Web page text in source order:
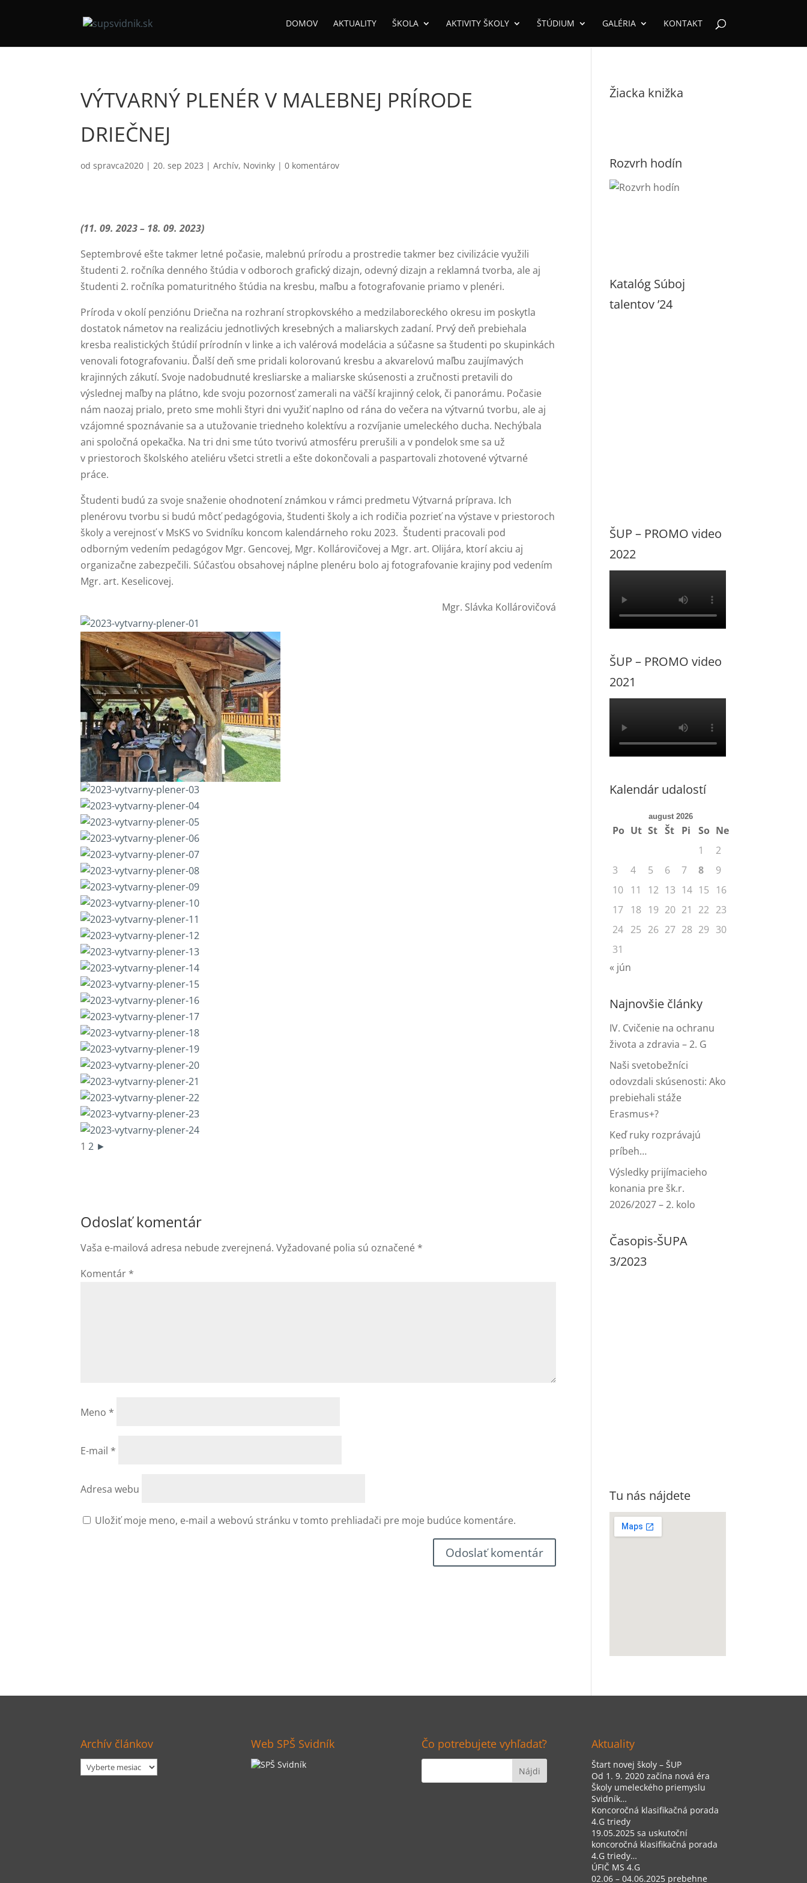
DOMOV AKTUALITY ŠKOLA AKTIVITY ŠKOLY ŠTÚDIUM GALÉRIA KONTAKT
VÝTVARNÝ PLENÉR V MALEBNEJ PRÍRODE
DRIEČNEJ
odspravca2020 |20. sep 2023 |Archív, Novinky |0 komentárov
(11. 09. 2023 – 18. 09. 2023)
Septembrové ešte takmer letné počasie, malebnú prírodu a prostredie takmer bez civilizácie využili
študenti 2. ročníka denného štúdia v odboroch grafický dizajn, odevný dizajn a reklamná tvorba, ale aj
študenti 2. ročníka pomaturitného štúdia na kresbu, maľbu a fotografovanie priamo v plenéri.
Príroda v okolí penziónu Driečna na rozhraní stropkovského a medzilaboreckého okresu im poskytla
dostatok námetov na realizáciu jednotlivých kresebných a maliarskych zadaní. Prvý deň prebiehala
kresba realistických štúdií prírodnín v linke a ich valérová modelácia a súčasne sa študenti po skupinkách
venovali fotografovaniu. Ďalší deň sme pridali kolorovanú kresbu a akvarelovú maľbu zaujímavých
krajinných zákutí. Svoje nadobudnuté kresliarske a maliarske skúsenosti a zručnosti pretavili do
výslednej maľby na plátno, kde svoju pozornosť zamerali na väčší krajinný celok, či panorámu. Počasie
nám naozaj prialo, preto sme mohli štyri dni využiť naplno od rána do večera na výtvarnú tvorbu, ale aj
vzájomné spoznávanie sa a utužovanie triedneho kolektívu a rozvíjanie umeleckého ducha. Nechýbala
ani spoločná opekačka. Na tri dni sme túto tvorivú atmosféru prerušili a v pondelok sme sa už
v priestoroch školského ateliéru všetci stretli a ešte dokončovali a paspartovali zhotovené výtvarné
práce.
Študenti budú za svoje snaženie ohodnotení známkou v rámci predmetu Výtvarná príprava. Ich
plenérovu tvorbu si budú môcť pedagógovia, študenti školy a ich rodičia pozrieť na výstave v priestoroch
školy a verejnosť v MsKS vo Svidníku koncom kalendárneho roku 2023. Študenti pracovali pod
odborným vedením pedagógov Mgr. Gencovej, Mgr. Kollárovičovej a Mgr. art. Olijára, ktorí akciu aj
organizačne zabezpečili. Súčasťou obsahovej náplne plenéru bolo aj fotografovanie krajiny pod vedením
Mgr. art. Keselicovej.
Mgr. Slávka Kollárovičová
1 2 ►
Odoslať komentár
Vaša e-mailová adresa nebude zverejnená. Vyžadované polia sú označené *
Komentár *
Meno *
E-mail *
Adresa webu
Uložiť moje meno, e-mail a webovú stránku v tomto prehliadači pre moje budúce komentáre.
Žiacka knižka
Rozvrh hodín
Katalóg Súboj
talentov ’24
ŠUP – PROMO video
2022
ŠUP – PROMO video
2021
Kalendár udalostí
august 2026
Po Ut St Št Pi So Ne
1
2
3
4 5 6 7 8
9
10 11 12 13 14 15 16
17 18 19 20 21 22 23
24 25 26 27 28 29 30
31
« jún
Najnovšie články
IV. Cvičenie na ochranu
života a zdravia – 2. G
Naši svetobežníci
odovzdali skúsenosti: Ako
prebiehali stáže
Erasmus+?
Keď ruky rozprávajú
príbeh…
Výsledky prijímacieho
konania pre šk.r.
2026/2027 – 2. kolo
Časopis-ŠUPA
3/2023
Tu nás nájdete
Archív článkov
Archív
článkov
Web SPŠ Svidník Čo potrebujete vyhľadať? Aktuality
Štart novej školy – ŠUP
Od 1. 9. 2020 začína nová éra
Školy umeleckého priemyslu
Svidník…
Koncoročná klasifikačná porada
4.G triedy
19.05.2025 sa uskutoční
koncoročná klasifikačná porada
4.G triedy…
ÚFIČ MS 4.G
02.06 – 04.06.2025 prebehne